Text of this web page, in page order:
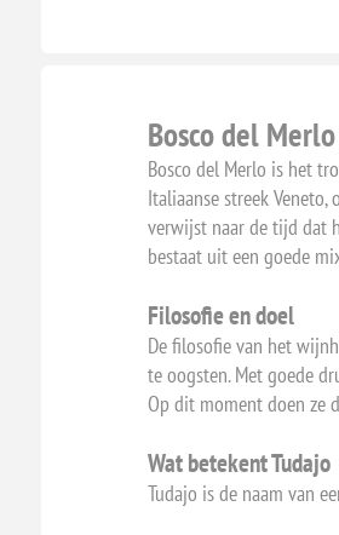
Bosco del Merlo
Bosco del Merlo is het
Italiaanse streek
verwijst naar de tijd dat
bestaat uit een goede
Filosofie en doel
De filosofie van het
te oogsten. Met goede
Op dit moment doen ze
Wat betekent Tudajo
Tudajo is de naam van